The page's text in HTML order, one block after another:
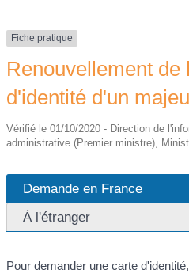
Fiche pratique
Renouvellement de
d'identité d'un
Vérifié le 01/10/2020 - Direction de
administrative (Premier ministre),
Demande en France
À l'étranger
Pour demander une carte